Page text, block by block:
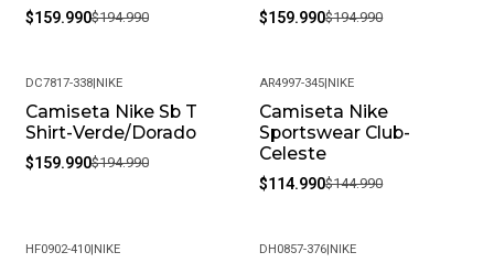
$159.990$194.990 $159.990$194.990
-18%
DC7817-338| NIKE
Camiseta Nike Sb T
Shirt-Verde/Dorado
$159.990$194.990
-21%
AR4997-345 NIKE
Camiseta Nike
Sportswear Club-
Celeste
$114.990$144.990
HF0902-410| NIKE DH0857-376 NIKE